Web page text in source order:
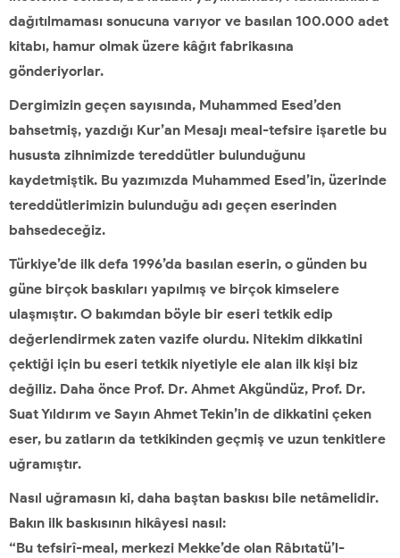
dağıtılmaması sonucuna varıyor ve basılan 100.000 adet
kitabı, hamur olmak üzere kâğıt fabrikasına
gönderiyorlar.
Dergimizin geçen sayısında, Muhammed Esed’den
bahsetmiş, yazdığı Kur’an Mesajı meal-tefsire işaretle bu
hususta zihnimizde tereddütler bulunduğunu
kaydetmiştik. Bu yazımızda Muhammed Esed’in, üzerinde
tereddütlerimizin bulunduğu adı geçen eserinden
bahsedeceğiz.
Türkiye’de ilk defa 1996’da basılan eserin, o günden bu
güne birçok baskıları yapılmış ve birçok kimselere
ulaşmıştır. O bakımdan böyle bir eseri tetkik edip
değerlendirmek zaten vazife olurdu. Nitekim dikkatini
çektiği için bu eseri tetkik niyetiyle ele alan ilk kişi biz
değiliz. Daha önce Prof. Dr. Ahmet Akgündüz, Prof. Dr.
Suat Yıldırım ve Sayın Ahmet Tekin’in de dikkatini çeken
eser, bu zatların da tetkikinden geçmiş ve uzun tenkitlere
uğramıştır.
Nasıl uğramasın ki, daha baştan baskısı bile netâmelidir.
Bakın ilk baskısının hikâyesi nasıl:
“Bu tefsirî-meal, merkezi Mekke’de olan Râbıtatü’l-